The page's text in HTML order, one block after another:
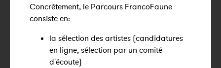
Concrètement, le Parcours FrancoFaune
consiste en:
la sélection des artistes (candidatures
en ligne, sélection par un comité
d'écoute)